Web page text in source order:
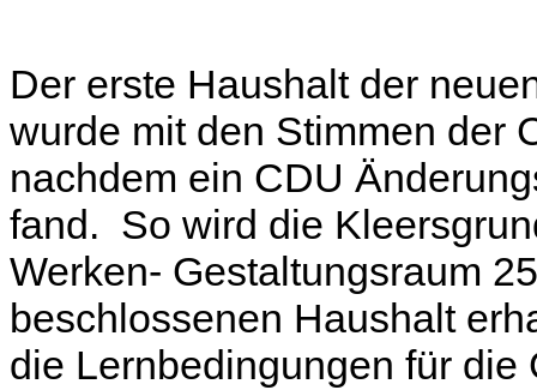
Der erste Haushalt der
wurde mit den Stimmen der
nachdem ein CDU
fand. So wird die
Werken- Gestaltungsraum
beschlossenen Haushalt
die Lernbedingungen für die